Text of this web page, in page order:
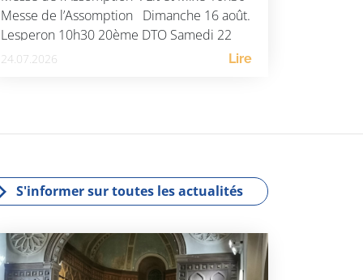
Messe de l’Assomption Dimanche 16 août.
Lesperon 10h30 20ème DTO Samedi 22
août. St […]
24.07.2026 Lire
S'informer sur toutes les actualités